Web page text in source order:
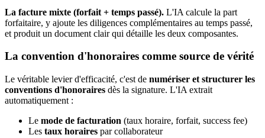
La facture mixte (forfait + temps passé). L'IA calcule la part
forfaitaire, y ajoute les diligences complémentaires au temps passé,
et produit un document clair qui détaille les deux composantes.
La convention d'honoraires comme source de vérité
Le véritable levier d'efficacité, c'est de numériser et structurer les
conventions d'honoraires dès la signature. L'IA extrait
automatiquement :
Le mode de facturation (taux horaire, forfait, success fee)
Les taux horaires par collaborateur